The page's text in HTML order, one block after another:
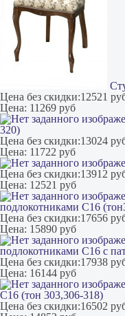
Цена без скидки:12521
Цена: 11269 руб
320)
Цена без скидки:13024
Цена: 11722 руб
Цена без скидки:13912
Цена: 12521 руб
подлокотниками С16
Цена без скидки:17656
Цена: 15890 руб
подлокотниками С16 с
Цена без скидки:17938
Цена: 16144 руб
С16 (тон 303,306-318)
Цена без скидки:16502